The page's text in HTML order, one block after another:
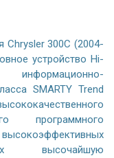
Chrysler 300C (2004-
устройство Hi-
SMARTY Trend
программного
высокоэффективных
высочайшую